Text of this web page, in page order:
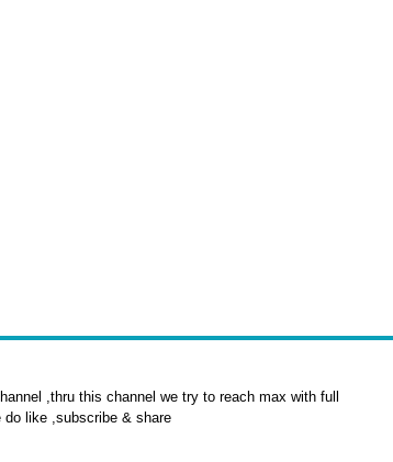
,thru this channel we try to reach max with full
like ,subscribe & share